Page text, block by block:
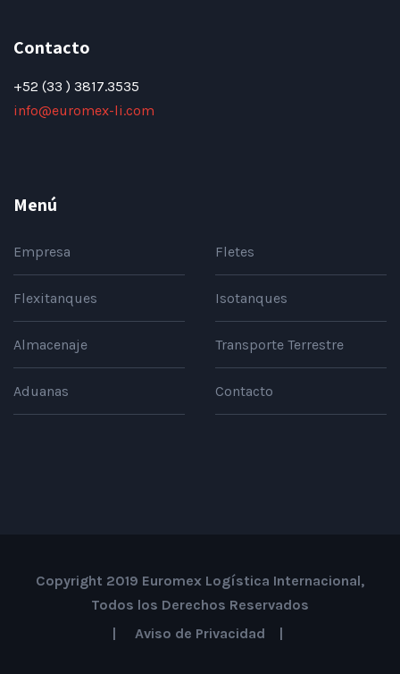
Contacto
+52 (33 ) 3817.3535
info@euromex-li.com
Menú
Empresa Fletes
Flexitanques Isotanques
Almacenaje Transporte Terrestre
Aduanas Contacto
Copyright 2019 Euromex Logística Internacional,
Todos los Derechos Reservados
|
Aviso de Privacidad |